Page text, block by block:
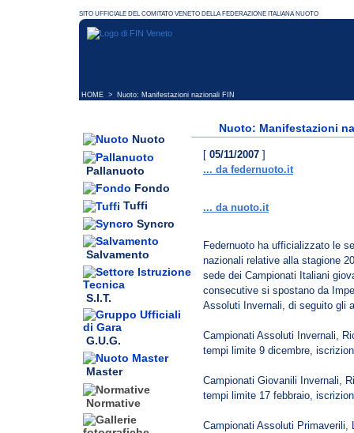
HOME > Nuoto: Manifestazioni nazionali FIN
Nuoto
Pallanuoto
Fondo
Tuffi
Syncro
Salvamento
S.I.T.
G.U.G.
Master
Normative
Nuoto: Manifestazioni
[ 05/11/2007 ]
... da federnuoto.it
... da nuoto.it
Federnuoto ha ufficializzato le
nazionali relative alla stagione
sede dei Campionati Italiani
consecutive si spostano da
Assoluti Invernali, di seguito gli
Campionati Assoluti Invernali,
tempi limite 9 dicembre,
Campionati Giovanili Invernali,
tempi limite 17 febbraio,
Campionati Assoluti Primaverili,